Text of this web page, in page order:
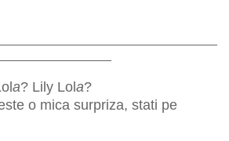
a? Lily Lol a?
o mica surpriza, stati pe